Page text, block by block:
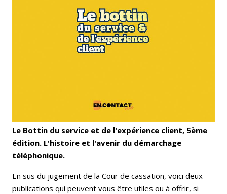
Le Bottin du service et de l'expérience client, 5ème
édition. L'histoire et l'avenir du démarchage
téléphonique.
En sus du jugement de la Cour de cassation, voici deux
publications qui peuvent vous être utiles ou à offrir, si